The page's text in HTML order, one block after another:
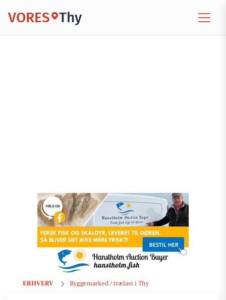
VORES Thy
ERHVERV Byggemarked / trælast i Thy
Davidsen Nord THISTED/TIGERVEJ